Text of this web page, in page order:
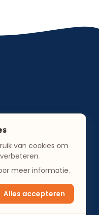
van cookies om
meer informatie.
Alles accepteren